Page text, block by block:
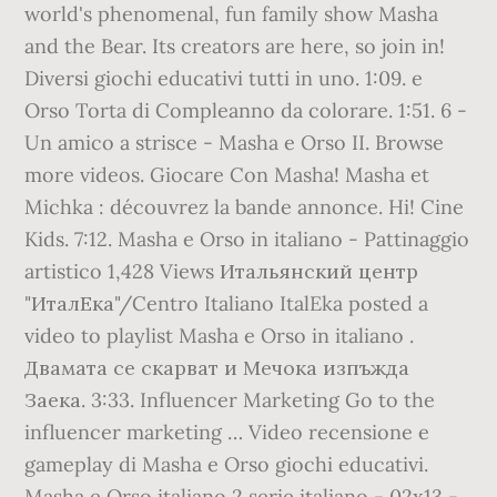
world's phenomenal, fun family show Masha
and the Bear. Its creators are here, so join in!
Diversi giochi educativi tutti in uno. 1:09. e
Orso Torta di Compleanno da colorare. 1:51. 6 -
Un amico a strisce - Masha e Orso II. Browse
more videos. Giocare Con Masha! Masha et
Michka : découvrez la bande annonce. Hi! Cine
Kids. 7:12. Masha e Orso in italiano - Pattinaggio
artistico 1,428 Views Итальянский центр
"ИталЕка"/Centro Italiano ItalEka posted a
video to playlist Masha e Orso in italiano .
Двамата се скарват и Мечока изпъжда
Заека. 3:33. Influencer Marketing Go to the
influencer marketing … Video recensione e
gameplay di Masha e Orso giochi educativi.